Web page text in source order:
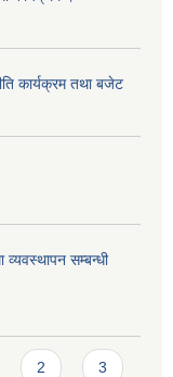
कार्यक्रम तथा बजेट
व्यवस्थापन सम्बन्धी
2 3